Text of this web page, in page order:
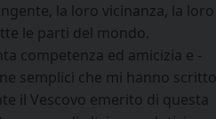
la loro vicinanza, la loro
le parti del mondo.
competenza ed amicizia e -
semplici che mi hanno scritto
il Vescovo emerito di questa